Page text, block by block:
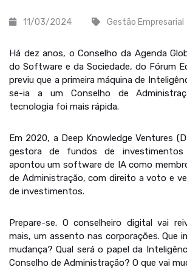
11/03/2024 Gestão Empresarial
Há dez anos, o Conselho da Agenda
do Software e da Sociedade, do Fórum
previu que a primeira máquina de
se-ia a um Conselho de
tecnologia foi mais rápida.
Em 2020, a Deep Knowledge Ventures
gestora de fundos de
apontou um software de IA como
de Administração, com direito a voto e
de investimentos.
Prepare-se. O conselheiro digital vai
mais, um assento nas corporações. Que
mudança? Qual será o papel da
Conselho de Administração? O que vai